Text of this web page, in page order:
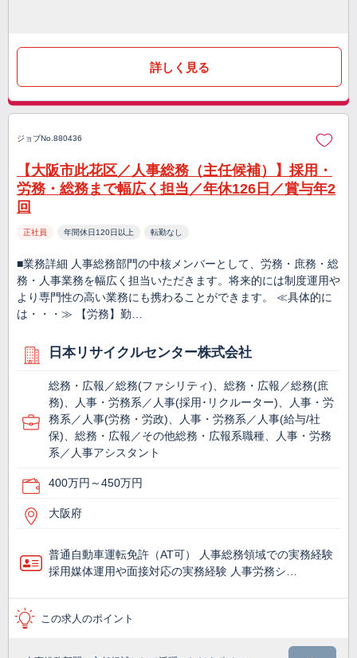
詳しく見る
ジョブNo.880436
【大阪市此花区／人事総務（主任候補）】採用・
労務・総務まで幅広く担当／年休126日／賞与年2
回
正社員 年間休日120日以上 転勤なし
■業務詳細 人事総務部門の中核メンバーとして、労務・庶務・総
務・人事業務を幅広く担当いただきます。将来的には制度運用や
より専門性の高い業務にも携わることができます。 ≪具体的に
は・・・≫ 【労務】勤…
日本リサイクルセンター株式会社
総務・広報／総務(ファシリティ)、総務・広報／総務(庶
務)、人事・労務系／人事(採用･リクルーター)、人事・労
務系／人事(労務・労政)、人事・労務系／人事(給与/社
保)、総務・広報／その他総務・広報系職種、人事・労務
系／人事アシスタント
400万円～450万円
大阪府
普通自動車運転免許（AT可） 人事総務領域での実務経験
採用媒体運用や面接対応の実務経験 人事労務シ…
この求人のポイント